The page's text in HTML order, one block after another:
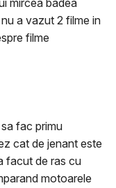
mircea badea
a vazut 2 filme in
filme
fac primu
cat de jenant este
facut de ras cu
motoarele